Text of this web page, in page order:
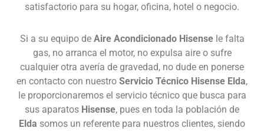
satisfactorio para su hogar, oficina, hotel o negocio.
Si a su equipo de Aire Acondicionado Hisensele falta
gas, no arranca el motor, no expulsa aire o sufre
cualquier otra avería de gravedad, no dude en ponerse
en contacto con nuestro Servicio Técnico Hisense Elda,
le proporcionaremos el servicio técnico que busca para
sus aparatos Hisense, pues en toda la población de
Elda somos un referente para nuestros clientes, siendo